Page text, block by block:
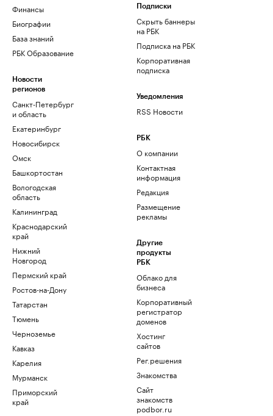
Финансы
Биографии
База знаний
РБК Образование
Новости
регионов
Санкт-Петербург
и область
Екатеринбург
Новосибирск
Омск
Башкортостан
Вологодская
область
Калининград
Краснодарский
край
Нижний
Новгород
Пермский край
Ростов-на-Дону
Татарстан
Тюмень
Черноземье
Кавказ
Карелия
Мурманск
Приморский
край
Подписки
Скрыть баннеры
на РБК
Подписка на РБК
Корпоративная
подписка
Уведомления
RSS Новости
РБК
О компании
Контактная
информация
Редакция
Размещение
рекламы
Другие
продукты
РБК
Облако для
бизнеса
Корпоративный
регистратор
доменов
Хостинг
сайтов
Рег.решения
Знакомства
Сайт
знакомств
podbor.ru